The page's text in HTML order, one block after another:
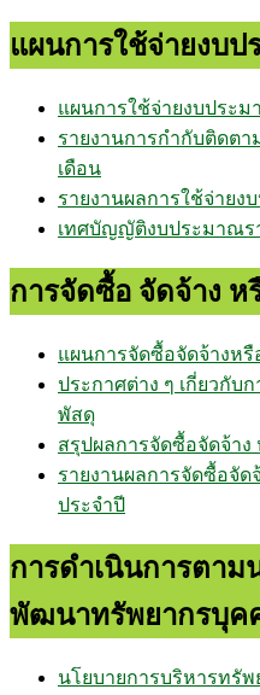
แผนการใช้จ่ายงบป
แผนการใช้จ่ายงบประม
รายงานการกำกับติดต
เดือน
รายงานผลการใช้จ่ายง
เทศบัญญัติงบประมาณร
การจัดซื้อ จัดจ้าง
แผนการจัดซื้อจัดจ้างห
ประกาศต่าง ๆ เกี่ยวกับ
พัสดุ
สรุปผลการจัดซื้อจัดจ้า
รายงานผลการจัดซื้อจั
ประจำปี
การดำเนินการตาม
พัฒนาทรัพยากรบุค
นโยบายการบริหารทรั